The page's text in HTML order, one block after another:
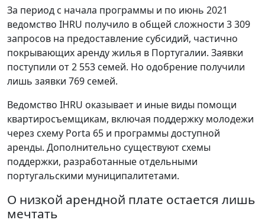
За период с начала программы и по июнь 2021
ведомство IHRU получило в общей сложности 3 309
запросов на предоставление субсидий, частично
покрывающих аренду жилья в Португалии. Заявки
поступили от 2 553 семей. Но одобрение получили
лишь заявки 769 семей.
Ведомство IHRU оказывает и иные виды помощи
квартиросъемщикам, включая поддержку молодежи
через схему Porta 65 и программы доступной
аренды. Дополнительно существуют схемы
поддержки, разработанные отдельными
португальскими муниципалитетами.
О низкой арендной плате остается лишь
мечтать